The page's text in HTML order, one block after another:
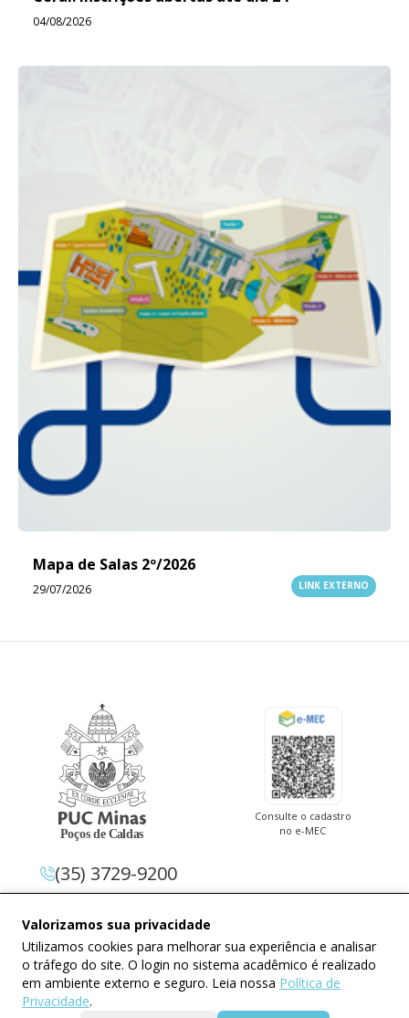
04/08/2026
Mapa de Salas 2º/2026
29/07/2026 LINK EXTERNO
Valorizamos sua privacidade
Utilizamos cookies para melhorar sua experiência e analisar
o tráfego do site. O login no sistema acadêmico é realizado
em ambiente externo e seguro. Leia nossa Política de
Privacidade.
Consulte o cadastro
no e-MEC
(35) 3729-9200
Jardim Country Club 37.714-620 –
Poços De Caldas – Minas Gerais